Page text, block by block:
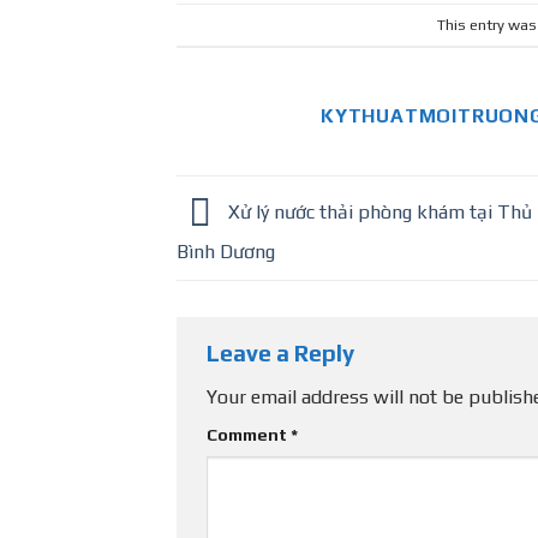
This entry
Xử lý nước thải phòng khám tại Thủ
Bình Dương
Leave a Reply
Your email address will not be
Comment *